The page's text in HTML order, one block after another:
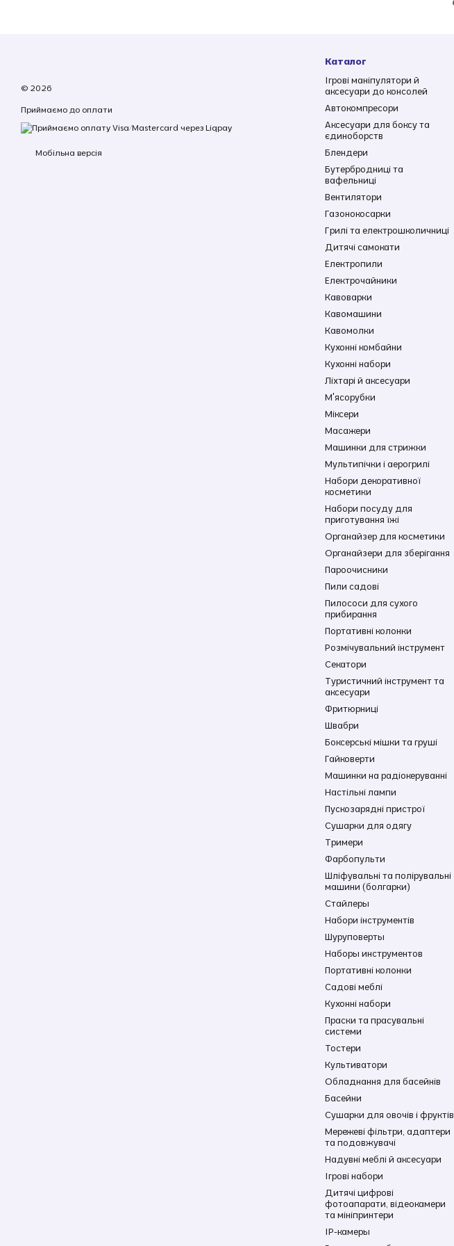
© 2026
Приймаємо до оплати
Мобільна версія
Каталог
Ігрові маніпулятори й
аксесуари до консолей
Автокомпресори
Аксесуари для боксу та
єдиноборств
Блендери
Бутербродниці та
вафельниці
Вентилятори
Газонокосарки
Грилі та електрошколичниці
Дитячі самокати
Електропили
Електрочайники
Кавоварки
Кавомашини
Кавомолки
Кухонні комбайни
Кухонні набори
Ліхтарі й аксесуари
М'ясорубки
Міксери
Масажери
Машинки для стрижки
Мультипічки і аерогрилі
Набори декоративної
косметики
Набори посуду для
приготування їжі
Органайзер для косметики
Органайзери для зберігання
Пароочисники
Пили садові
Пилососи для сухого
прибирання
Портативні колонки
Розмічувальний інструмент
Секатори
Туристичний інструмент та
аксесуари
Фритюрниці
Швабри
Боксерські мішки та груші
Гайковерти
Машинки на радіокеруванні
Настільні лампи
Пускозарядні пристрої
Сушарки для одягу
Тримери
Фарбопульти
Шліфувальні та полірувальні
машини (болгарки)
Стайлеры
Набори інструментів
Шуруповерты
Наборы инструментов
Портативні колонки
Садові меблі
Кухонні набори
Праски та прасувальні
системи
Тостери
Культиватори
Обладнання для басейнів
Басейни
Сушарки для овочів і фруктів
Мережеві фільтри, адаптери
та подовжувачі
Надувні меблі й аксесуари
Ігрові набори
Дитячі цифрові
фотоапарати, відеокамери
та мініпринтери
IP-камеры